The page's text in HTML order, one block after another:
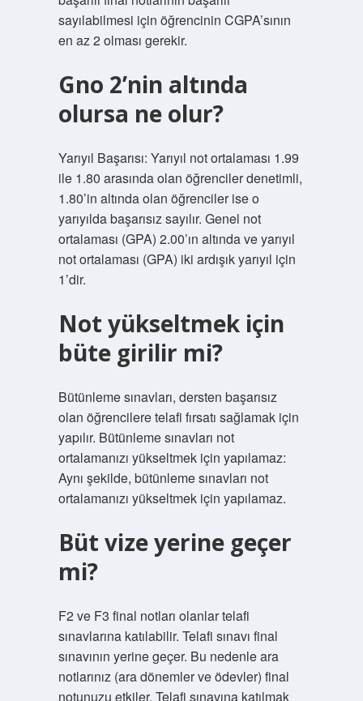
sayılabilmesi için öğrencinin CGPA’sının
en az 2 olması gerekir.
Gno 2’nin altında
olursa ne olur?
Yarıyıl Başarısı: Yarıyıl not ortalaması 1.99
ile 1.80 arasında olan öğrenciler denetimli,
1.80’in altında olan öğrenciler ise o
yarıyılda başarısız sayılır. Genel not
ortalaması (GPA) 2.00’ın altında ve yarıyıl
not ortalaması (GPA) iki ardışık yarıyıl için
1’dir.
Not yükseltmek için
büte girilir mi?
Bütünleme sınavları, dersten başarısız
olan öğrencilere telafi fırsatı sağlamak için
yapılır. Bütünleme sınavları not
ortalamanızı yükseltmek için yapılamaz:
Aynı şekilde, bütünleme sınavları not
ortalamanızı yükseltmek için yapılamaz.
Büt vize yerine geçer
mi?
F2 ve F3 final notları olanlar telafi
sınavlarına katılabilir. Telafi sınavı final
sınavının yerine geçer. Bu nedenle ara
notlarınız (ara dönemler ve ödevler) final
notunuzu etkiler. Telafi sınavına katılmak